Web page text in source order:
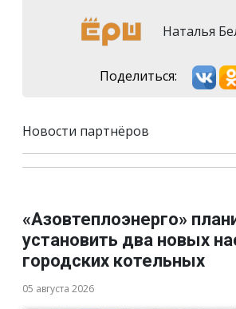
Наталья
Поделиться:
Новости партнёров
«Азовтеплоэнерго»
установить два новых
городских котельных
05 августа 2026